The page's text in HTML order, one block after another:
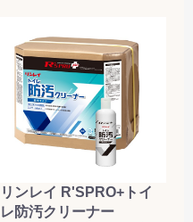
リンレイ R'SPRO+トイ
レ防汚クリーナー